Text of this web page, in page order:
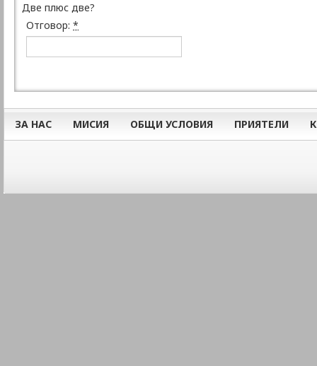
Две плюс две?
Отговор: *
ЗА НАС МИСИЯ ОБЩИ УСЛОВИЯ ПРИЯТЕЛИ